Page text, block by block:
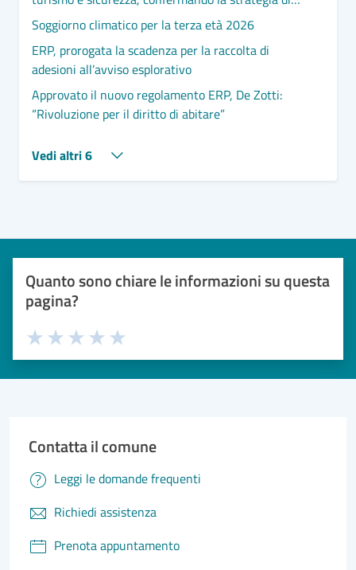
sviluppo.
Soggiorno climatico per la terza età 2026
ERP, prorogata la scadenza per la raccolta di
adesioni all’avviso esplorativo
Approvato il nuovo regolamento ERP, De Zotti:
“Rivoluzione per il diritto di abitare”
Vedi altri 6
Quanto sono chiare le informazioni su questa
pagina?
Valuta 5 stelle su 5
Valuta 4 stelle su 5
Valuta 3 stelle su 5
Valuta 2 stelle su 5
Valuta 1 stelle su 5
Contatta il comune
Leggi le domande frequenti
Richiedi assistenza
Prenota appuntamento